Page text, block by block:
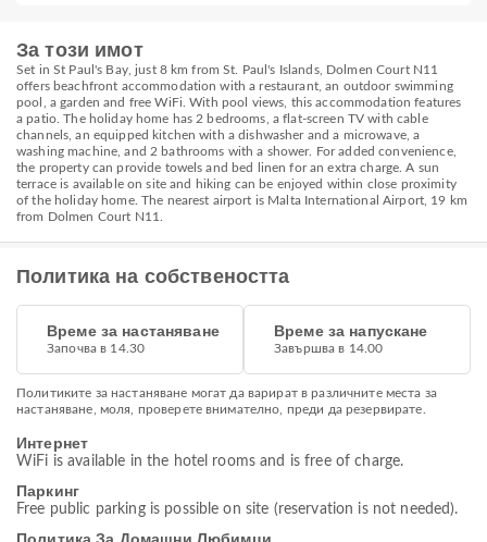
За този имот
Set in St Paul's Bay, just 8 km from St. Paul's Islands, Dolmen Court N11
offers beachfront accommodation with a restaurant, an outdoor swimming
pool, a garden and free WiFi. With pool views, this accommodation features
a patio. The holiday home has 2 bedrooms, a flat-screen TV with cable
channels, an equipped kitchen with a dishwasher and a microwave, a
washing machine, and 2 bathrooms with a shower. For added convenience,
the property can provide towels and bed linen for an extra charge. A sun
terrace is available on site and hiking can be enjoyed within close proximity
of the holiday home. The nearest airport is Malta International Airport, 19 km
from Dolmen Court N11.
Политика на собствеността
Време за настаняване
Започва в 14.30
Време за напускане
Завършва в 14.00
Политиките за настаняване могат да варират в различните места за
настаняване, моля, проверете внимателно, преди да резервирате.
Интернет
WiFi is available in the hotel rooms and is free of charge.
Паркинг
Free public parking is possible on site (reservation is not needed).